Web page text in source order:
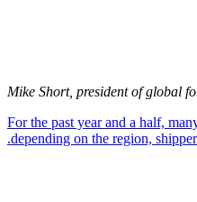
Mike Short, president of global
For the past year and a half,
depending on the region,